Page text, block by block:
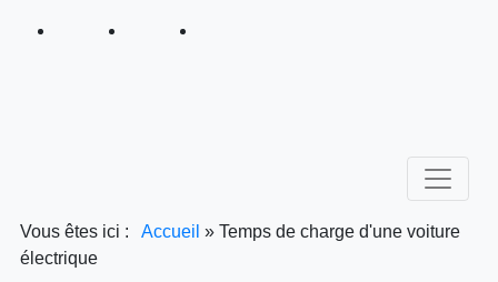
Vous êtes ici : Accueil » Temps de charge d'une voiture
électrique